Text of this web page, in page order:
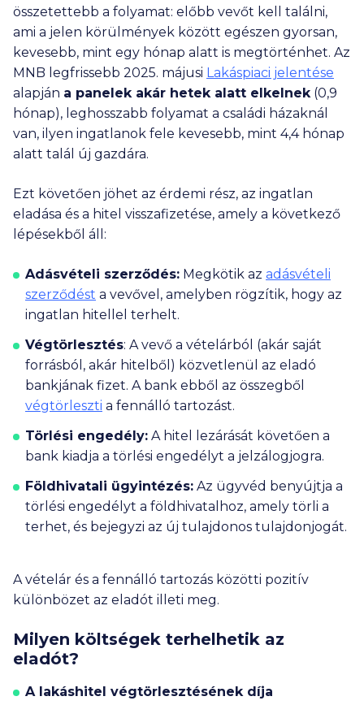
összetettebb a folyamat: előbb vevőt kell találni,
ami a jelen körülmények között egészen gyorsan,
kevesebb, mint egy hónap alatt is megtörténhet. Az
MNB legfrissebb 2025. májusi Lakáspiaci jelentése
alapján a panelek akár hetek alatt elkelnek(0,9
hónap), leghosszabb folyamat a családi házaknál
van, ilyen ingatlanok fele kevesebb, mint 4,4 hónap
alatt talál új gazdára.
Ezt követően jöhet az érdemi rész, az ingatlan
eladása és a hitel visszafizetése, amely a következő
lépésekből áll:
Adásvételi szerződés: Megkötik az adásvételi
szerződést a vevővel, amelyben rögzítik, hogy az
ingatlan hitellel terhelt.
Végtörlesztés: A vevő a vételárból (akár saját
forrásból, akár hitelből) közvetlenül az eladó
bankjának fizet. A bank ebből az összegből
végtörleszti a fennálló tartozást.
Törlési engedély: A hitel lezárását követően a
bank kiadja a törlési engedélyt a jelzálogjogra.
Földhivatali ügyintézés: Az ügyvéd benyújtja a
törlési engedélyt a földhivatalhoz, amely törli a
terhet, és bejegyzi az új tulajdonos tulajdonjogát.
A vételár és a fennálló tartozás közötti pozitív
különbözet az eladót illeti meg.
Milyen költségek terhelhetik az
eladót?
A lakáshitel végtörlesztésének díja